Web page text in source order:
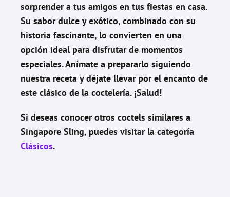
sorprender a tus amigos en tus fiestas en casa.
Su sabor dulce y exótico, combinado con su
historia fascinante, lo convierten en una
opción ideal para disfrutar de momentos
especiales. Anímate a prepararlo siguiendo
nuestra receta y déjate llevar por el encanto de
este clásico de la coctelería. ¡Salud!
Si deseas conocer otros coctels similares a
Singapore Sling, puedes visitar la categoría
Clásicos.